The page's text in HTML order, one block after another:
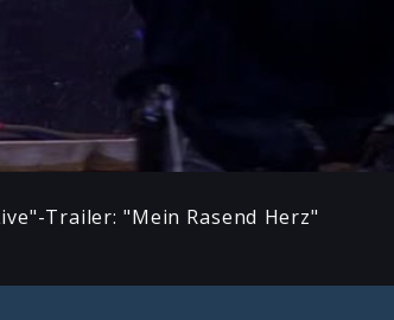
Trailer: "Mein Rasend Herz"